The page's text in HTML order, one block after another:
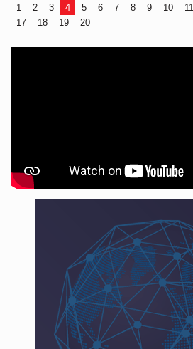
1 2 3 4 5 6 7 8 9 10 11
17
18 19 20